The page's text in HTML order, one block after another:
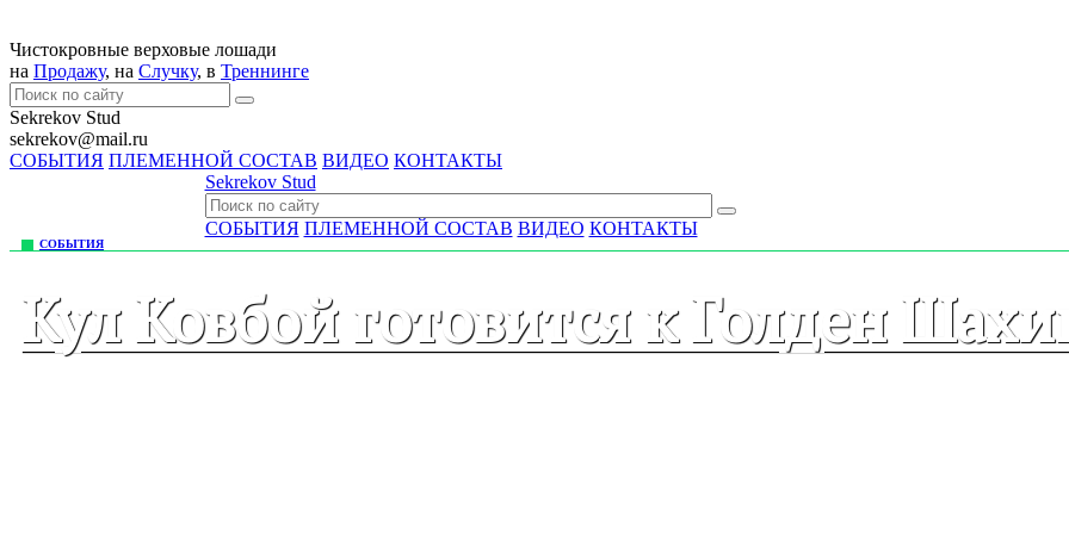
Чистокровные верховые лошади
на Продажу, на Случку, в Треннингe
Sekrekov Stud
sekrekov@mail.ru
СОБЫТИЯ ПЛЕМЕННОЙ СОСТАВ ВИДЕО КОНТАКТЫ
Sekrekov Stud
СОБЫТИЯ ПЛЕМЕННОЙ СОСТАВ ВИДЕО КОНТАКТЫ
СОБЫТИЯ
Кул Ковбой готовится к Голден